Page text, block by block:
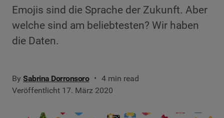
Emojis sind die Sprache der Zukunft. Aber
welche sind am beliebtesten? Wir haben
die Daten.
By Sabrina Dorronsoro
4 min read
Veröffentlicht 17. März 2020